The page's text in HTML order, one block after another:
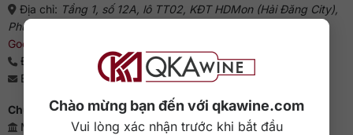
Chào mừng bạn đến với qkawine.com
Vui lòng xác nhận trước khi bắt đầu
Địa chỉ: Tầng 1, số 12A, lô TT02, KĐT HDMon (Hải Đăng City),
Phường Mỹ Đình 2, Quận Nam Từ Liêm, Thành phố Hà Nội
Google Maps
Điện thoại:
0363 909 636
Email:
sales@qkawine.com
Chứng nhận kinh doanh
Mã số doanh nghiệp: 0110385539 - QKAWine JSC